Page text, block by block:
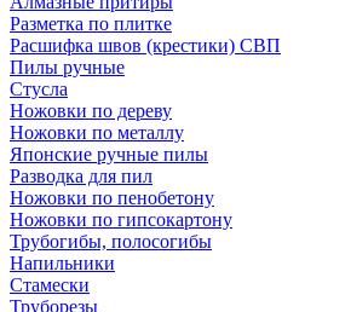
Разметка по плитке
Расшифка швов (крестики) СВП
Пилы ручные
Стусла
Ножовки по дереву
Ножовки по металлу
Японские ручные пилы
Разводка для пил
Ножовки по пенобетону
Ножовки по гипсокартону
Трубогибы, полосогибы
Напильники
Стамески
Труборезы